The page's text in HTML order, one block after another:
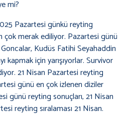
çok merak ediliyor. Pazartesi günü
Kudüs Fatihi Seyahaddin
kapmak için yarışıyorlar. Survivor
21 Nisan Pazartesi reyting
günü en çok izlenen diziler
günü reyting sonuçları, 21 Nisan
reyting sıralaması 21 Nisan.